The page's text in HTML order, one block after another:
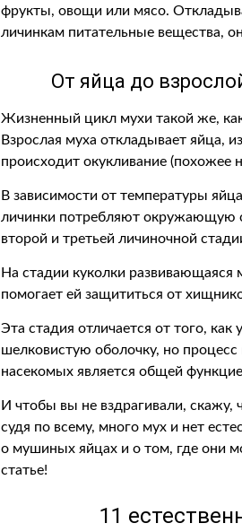
фрукты, овощи или мясо.
личинкам питательные вещества,
От яйца до
Жизненный цикл мухи такой же,
Взрослая муха откладывает яйца,
происходит окукливание (похожее
В зависимости от температуры
личинки потребляют окружающую
второй и третьей личиночной
На стадии куколки
помогает ей защититься от
Эта стадия отличается от того,
шелковистую оболочку, но
насекомых является общей
И чтобы вы не вздрагивали, скажу,
судя по всему, много мух и нет
о мушиных яйцах и о том, где они
статье!
11